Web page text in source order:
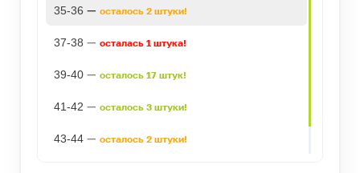
35-36 — осталось 2 штуки!
37-38 — осталась 1 штука!
39-40— осталось 17 штук!
41-42 — осталось 3 штуки!
43-44— осталось 2 штуки!